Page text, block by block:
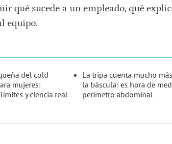
qué sucede a un empleado, qué
equipo.
del cold
mujeres:
y ciencia real
La tripa cuenta mucho
la báscula: es hora de
perímetro abdominal